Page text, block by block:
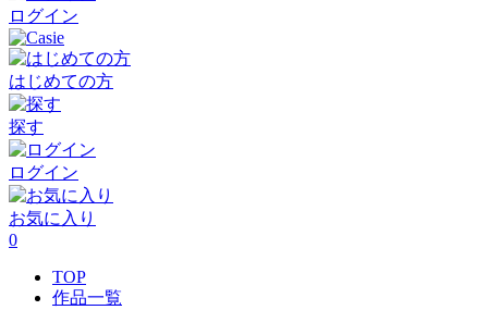
ログイン
はじめての方
探す
ログイン
お気に入り
0
TOP
作品一覧